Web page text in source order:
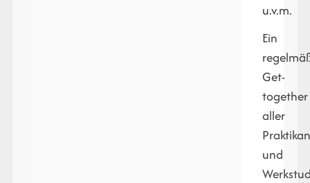
u.v.m.
Ein
Get-
together
aller
und